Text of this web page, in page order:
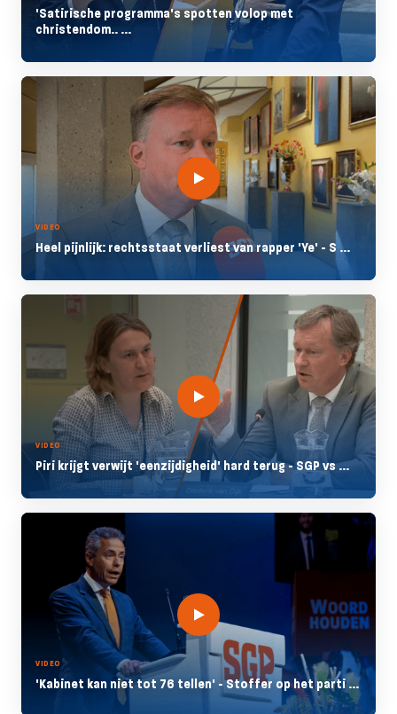
'Satirische programma's spotten volop met
christendom.. ...
VIDEO
Heel pijnlijk: rechtsstaat verliest van rapper 'Ye' - S ...
VIDEO
Piri krijgt verwijt 'eenzijdigheid' hard terug - SGP vs ...
VIDEO
'Kabinet kan niet tot 76 tellen' - Stoffer op het parti ...